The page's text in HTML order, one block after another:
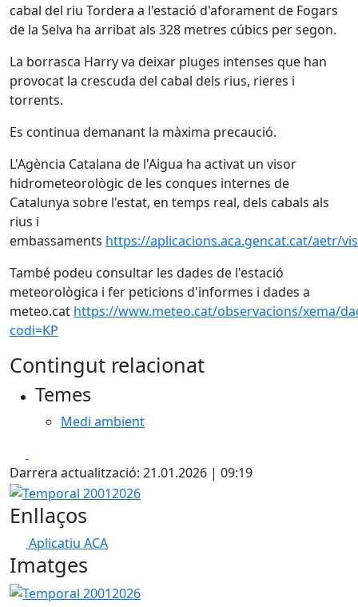
cabal del riu Tordera a l'estació d'aforament de Fogars
de la Selva ha arribat als 328 metres cúbics per segon.
La borrasca Harry va deixar pluges intenses que han
provocat la crescuda del cabal dels rius, rieres i
torrents.
Es continua demanant la màxima precaució.
L'Agència Catalana de l'Aigua ha activat un visor
hidrometeorològic de les conques internes de
Catalunya sobre l'estat, en temps real, dels cabals als
rius i
embassaments https://aplicacions.aca.gencat.cat/aetr/
També podeu consultar les dades de l'estació
meteorològica i fer peticions d'informes i dades a
meteo.cat https://www.meteo.cat/observacions/xema/
codi=KP
Contingut relacionat
Temes
Medi ambient
Darrera actualització: 21.01.2026 | 09:19
Temporal 20012026
Enllaços
Aplicatiu ACA
Imatges
Temporal 20012026